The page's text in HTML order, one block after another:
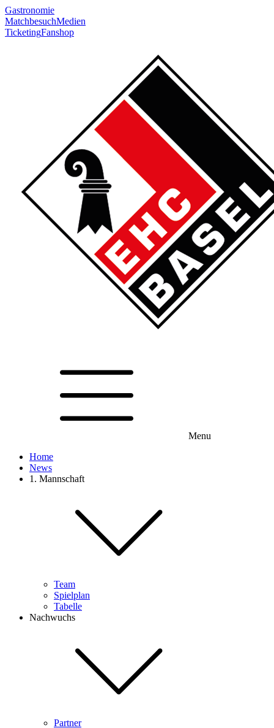
Gastronomie
MatchbesuchMedien
TicketingFanshop
Menu
Home
News
1. Mannschaft
Team
Spielplan
Tabelle
Nachwuchs
Partner